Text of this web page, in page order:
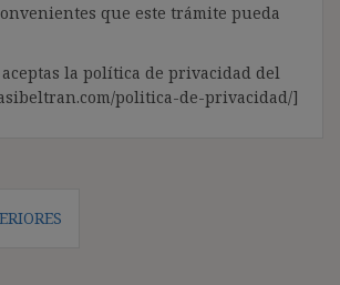
que este trámite pueda
la política de privacidad del
politica-de-privacidad/]